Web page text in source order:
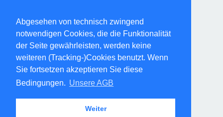
Abgesehen von technisch zwingend
notwendigen Cookies, die die Funktionalität
der Seite gewährleisten, werden keine
weiteren (Tracking-)Cookies benutzt. Wenn
Sie fortsetzen akzeptieren Sie diese
Bedingungen. Unsere AGB
Weiter